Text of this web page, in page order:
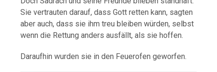
Sie vertrauten darauf, dass Gott retten kann, sagten
aber auch, dass sie ihm treu bleiben würden, selbst
wenn die Rettung anders ausfällt, als sie hoffen.
Daraufhin wurden sie in den Feuerofen geworfen.